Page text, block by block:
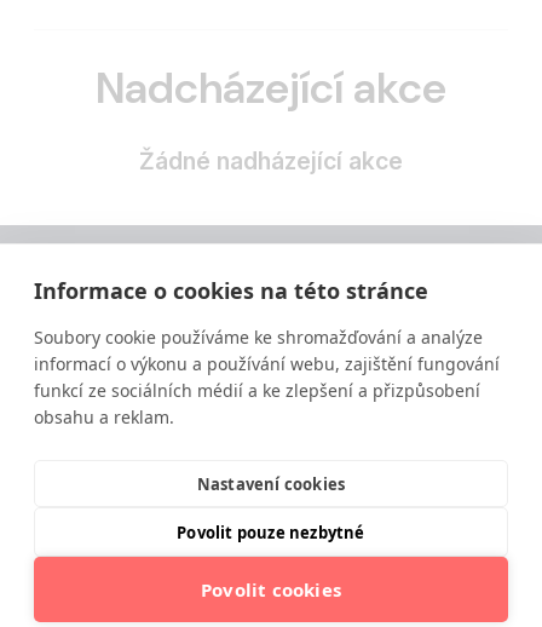
Informace o cookies na této stránce
Soubory cookie používáme ke shromažďování a analýze
informací o výkonu a používání webu, zajištění fungování
funkcí ze sociálních médií a ke zlepšení a přizpůsobení
obsahu a reklam.
Nastavení cookies
Povolit pouze nezbytné
Povolit cookies
Nadcházející akce
Žádné nadházející akce
Vzdělávání ve výživě a zdravém životním stylu
© 2025 Institut moderní výživy